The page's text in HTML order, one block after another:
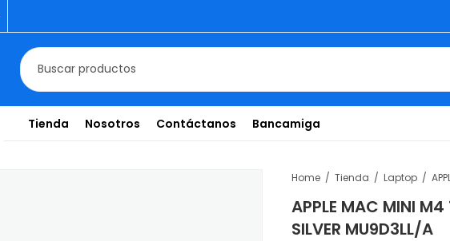
Tienda Nosotros Contáctanos Bancamiga
Home Tienda Laptop
APPLE MAC MINI
SILVER MU9D3LL/A